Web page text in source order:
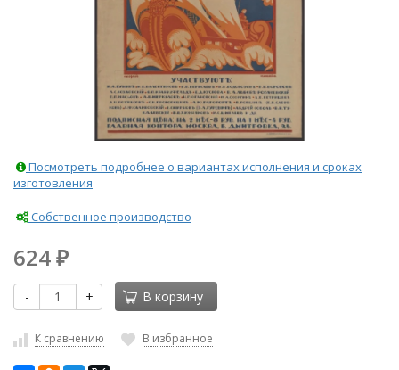
Посмотреть подробнее о вариантах исполнения и сроках
изготовления
Собственное производство
624 ₽
- + В корзину
К сравнению В избранное